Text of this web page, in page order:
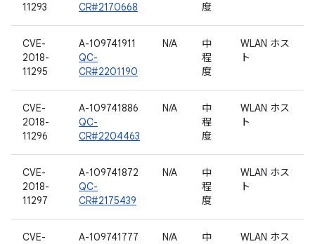
11293
CR#2170668
度
CVE-
2018-
11295
A-109741911
QC-
CR#2201190
N/A
中
程
度
WLAN ホス
ト
CVE-
2018-
11296
A-109741886
QC-
CR#2204463
N/A
中
程
度
WLAN ホス
ト
CVE-
2018-
11297
A-109741872
QC-
CR#2175439
N/A
中
程
度
WLAN ホス
ト
CVE-
A-109741777
N/A
中
WLAN ホス